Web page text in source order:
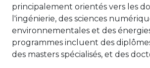
principalement orientés vers les
l'ingénierie, des sciences
environnementales et des
programmes incluent des
des masters spécialisés, et des